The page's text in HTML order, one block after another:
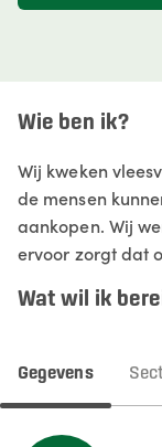
Wie ben ik?
Wij kweken
de mensen
aankopen. Wij
ervoor zorgt dat
Wat wil ik
Gegevens